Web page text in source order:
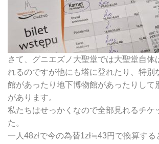
さて、グニエズノ大聖堂では大聖堂自体
れるのですが他にも塔に登れたり、特別
館があったり地下博物館があったりして
があります。
私たちはせっかくなので全部見れるチケ
た。
一人48złで今の為替1zł≒43円で換算する